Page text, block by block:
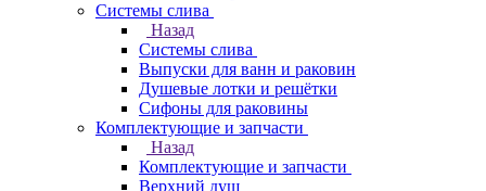
Системы слива
Назад
Системы слива
Выпуски для ванн и раковин
Душевые лотки и решётки
Сифоны для раковины
Комплектующие и запчасти
Назад
Комплектующие и запчасти
Верхний душ